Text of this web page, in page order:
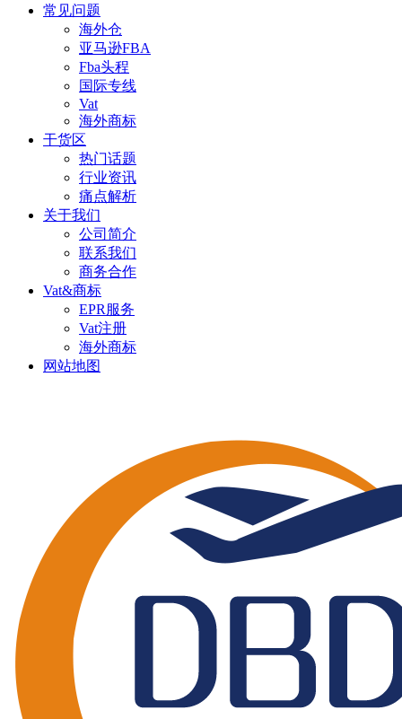
常见问题
海外仓
亚马逊FBA
Fba头程
国际专线
Vat
海外商标
干货区
热门话题
行业资讯
痛点解析
关于我们
公司简介
联系我们
商务合作
Vat&商标
EPR服务
Vat注册
海外商标
网站地图